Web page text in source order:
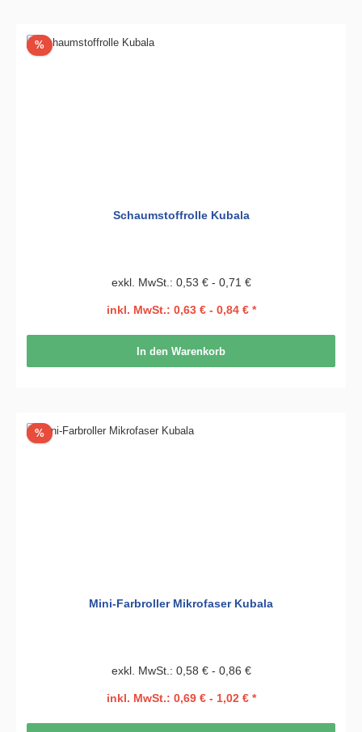
%Rabatt
Schaumstoffrolle Kubala
exkl. MwSt.: 0,53 € - 0,71 €
inkl. MwSt.: 0,63 € - 0,84 € *
In den Warenkorb
%Rabatt
Mini-Farbroller Mikrofaser Kubala
exkl. MwSt.: 0,58 € - 0,86 €
inkl. MwSt.: 0,69 € - 1,02 € *